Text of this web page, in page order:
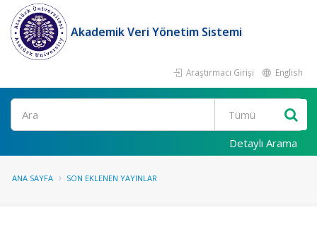
Akademik Veri Yönetim Sistemi
Araştırmacı Girişi English
Ara
Detaylı Arama
ANA SAYFA SON EKLENEN YAYINLAR